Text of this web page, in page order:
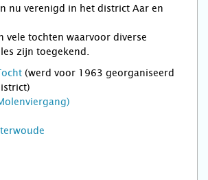
nu verenigd in het district Aar en
vele tochten waarvoor diverse
zijn toegekend.
(werd voor 1963 georganiseerd